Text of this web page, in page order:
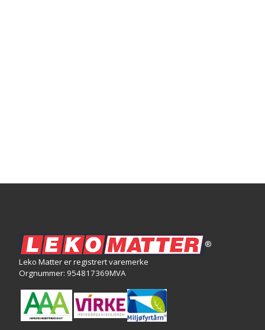
®
Leko Matter er registrert varemerke
Orgnummer: 954817369MVA